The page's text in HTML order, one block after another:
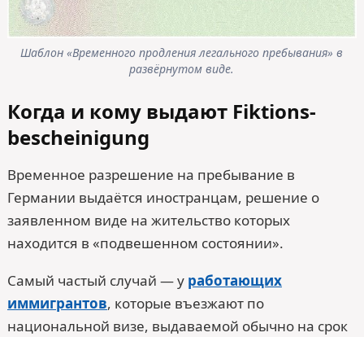
Шаблон «Временного продления легального пребывания» в
развёрнутом виде.
Когда и кому выдают Fiktions­
bescheinigung
Временное разрешение на пребывание в
Германии выдаётся иностранцам, решение о
заявленном виде на жительство которых
находится в «подвешенном состоянии».
Самый частый случай — у работающих
иммигрантов, которые въезжают по
национальной визе, выдаваемой обычно на срок